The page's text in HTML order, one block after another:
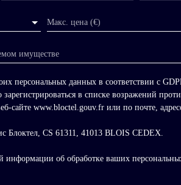
Макс. цена (€)
имуществе
персональных данных в соответствии с
в списке возражений
сайте www.bloctel.gouv.fr или по почте,
Блоктел, CS 61311, 41013 BLOIS CEDEX.
информации об обработке ваших